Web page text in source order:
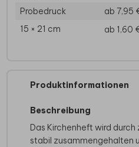
Probedruck
ab 7,95
15 × 21 cm
ab 1,60
Produktinformationen
Beschreibung
Das Kirchenheft wird
stabil zusammengehalten